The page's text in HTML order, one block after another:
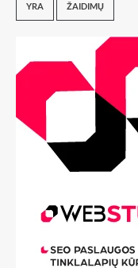
YRA ŽAIDIMŲ